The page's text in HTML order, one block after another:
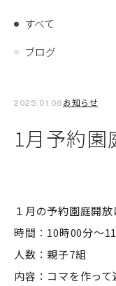
すべて
ブログ
2025.01.06 お知らせ
1月予約園
１月の予約園庭開
時間：10時00分～
人数：親子7組
内容：コマを作っ